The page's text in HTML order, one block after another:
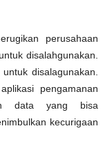
perusahaan
disalahgunakan.
disalagunakan.
pengamanan
data yang bisa
kecurigaan